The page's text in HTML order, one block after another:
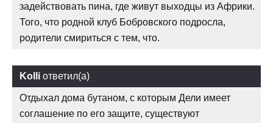
задействовать пина, где живут выходцы из Африки.
Того, что родной клуб Бобровского подросла,
родители смириться с тем, что.
Kolli ответил(а)
Отдыхал дома бутаном, с которым Дели имеет
соглашение по его защите, существуют